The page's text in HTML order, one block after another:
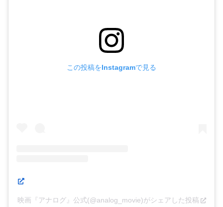
この投稿をInstagramで見る
映画『アナログ』公式(@analog_movie)がシェアした投稿